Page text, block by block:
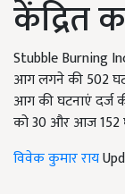
केंद्रित
Stubble Burning
आग लगने की 502
आग की घटनाएं दर्ज
को 30 और आज 152
विवेक कुमार राय